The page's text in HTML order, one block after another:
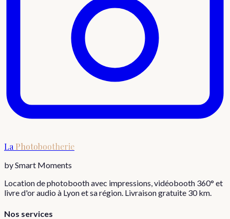
LaPhotobootherie
by Smart Moments
Location de photobooth avec impressions, vidéobooth 360° et
livre d'or audio à Lyon et sa région. Livraison gratuite 30 km.
Nos services